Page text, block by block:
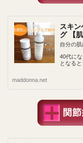
スキ
グ 【
自分の
40代に
となる
maddonna.net